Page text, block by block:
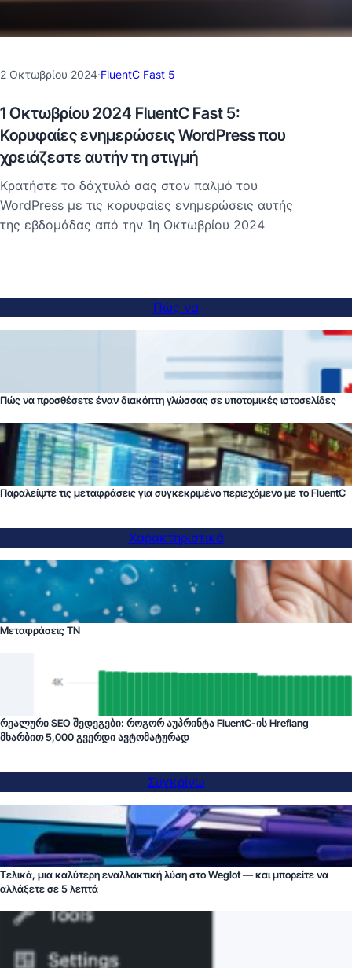
2 Οκτωβρίου 2024·FluentC Fast 5
1 Οκτωβρίου 2024 FluentC Fast 5:
Κορυφαίες ενημερώσεις WordPress που
χρειάζεστε αυτήν τη στιγμή
Κρατήστε το δάχτυλό σας στον παλμό του
WordPress με τις κορυφαίες ενημερώσεις αυτής
της εβδομάδας από την 1η Οκτωβρίου 2024
Πώς να
Πώς να προσθέσετε έναν διακόπτη γλώσσας σε υποτομικές ιστοσελίδες
Παραλείψτε τις μεταφράσεις για συγκεκριμένο περιεχόμενο με το FluentC
Χαρακτηριστικά
Μεταφράσεις ΤΝ
რეალური SEO შედეგები: როგორ აუპრინტა FluentC-ის Hreflang
მხარბით 5,000 გვერდი ავტომატურად
Συγκρίνω
Τελικά, μια καλύτερη εναλλακτική λύση στο Weglot — και μπορείτε να
αλλάξετε σε 5 λεπτά